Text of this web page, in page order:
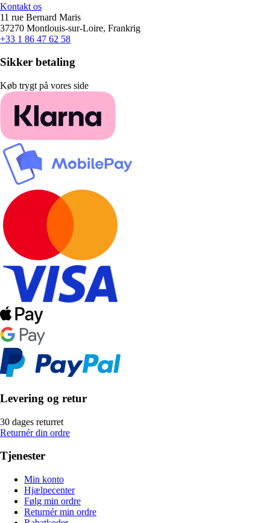
Kontakt os
11 rue Bernard Maris
37270 Montlouis-sur-Loire, Frankrig
+33 1 86 47 62 58
Sikker betaling
Køb trygt på vores side
Levering og retur
30 dages returret
Returnér din ordre
Tjenester
Min konto
Hjælpecenter
Følg min ordre
Returnér min ordre